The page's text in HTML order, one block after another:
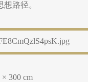
路径。
300 cm